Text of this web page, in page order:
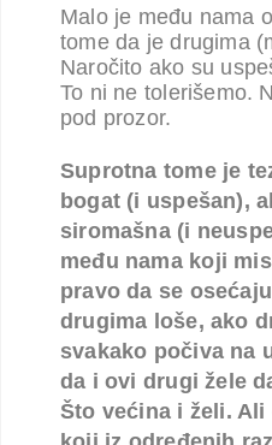
Malo je među nama
tome da je drugima
Naročito ako su
To ni ne tolerišemo.
pod prozor.
Suprotna tome je
bogat (i uspešan),
siromašna (i
među nama koji
pravo da se
drugima loše, ako
svakako počiva na
da i ovi drugi žele
Što većina i želi.